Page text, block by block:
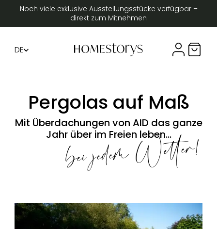
Noch viele exklusive Ausstellungsstücke verfügbar –
direkt zum Mitnehmen
DE
Pergolas auf Maß
Mit Überdachungen von AID das ganze
Jahr über im Freien leben…
bei jedem Wetter!